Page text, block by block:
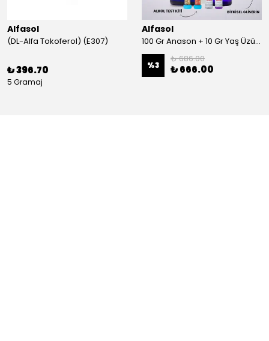
Alfasol
(DL-Alfa Tokoferol) (E307)
₺ 396.70
5 Gramaj
Alfasol
100 Gr Anason + 10 Gr Yaş Üzüm + 250 Gr Gliserin + Alkol Test Kiti
%3
₺ 686.00
₺ 666.00